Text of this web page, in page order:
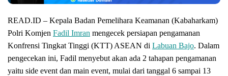
READ.ID – Kepala Badan Pemelihara Keamanan (Kabaharkam)
Polri Komjen Fadil Imran mengecek persiapan pengamanan
Konfrensi Tingkat Tinggi (KTT) ASEAN di Labuan Bajo. Dalam
pengecekan ini, Fadil menyebut akan ada 2 tahapan pengamanan
yaitu side event dan main event, mulai dari tanggal 6 sampai 13